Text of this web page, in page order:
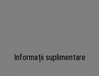
Informații suplimentare